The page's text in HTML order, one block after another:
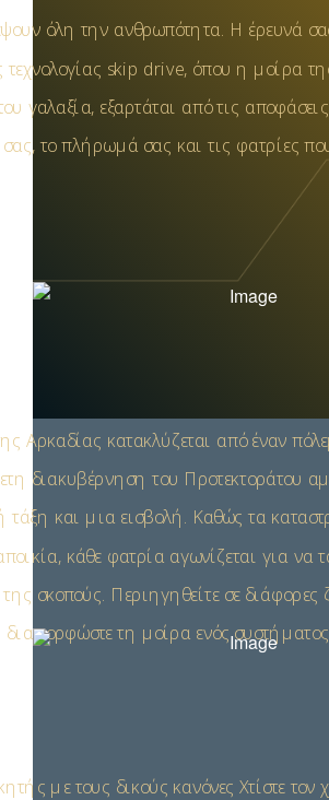
όλη την ανθρωπότητα. Η έρευνά
τεχνολογίας skip drive, όπου η μοίρα
γαλαξία, εξαρτάται από τις
το πλήρωμά σας και τις φατρίες που
Αρκαδίας κατακλύζεται από έναν
διακυβέρνηση του Προτεκτοράτου
τάξη και μια εισβολή. Καθώς τα
κάθε φατρία αγωνίζεται για να
της σκοπούς. Περιηγηθείτε σε
διαμορφώστε τη μοίρα ενός
με τους δικούς κανόνες Χτίστε